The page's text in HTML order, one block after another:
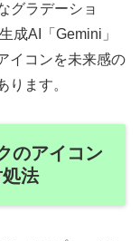
グラデーショ
成AI「Gemini」
イコンを未来感の
ります。
のアイコン
法